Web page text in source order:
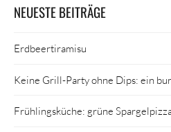
NEUESTE BEITRÄGE
Erdbeertiramisu
Keine Grill-Party ohne Dips: ein
Frühlingsküche: grüne